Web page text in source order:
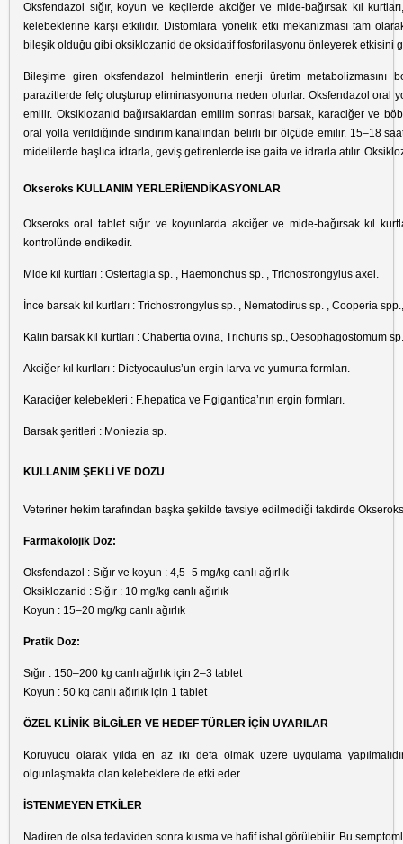
Oksfendazol sığır, koyun ve keçilerde akciğer ve mide-bağırsak kıl
kelebeklerine karşı etkilidir. Distomlara yönelik etki mekanizması tam
bileşik olduğu gibi oksiklozanid de oksidatif fosforilasyonu önleyerek etkisini
Bileşime giren oksfendazol helmintlerin enerji üretim
parazitlerde felç oluşturup eliminasyonuna neden olurlar. Oksfendazol oral
emilir. Oksiklozanid bağırsaklardan emilim sonrası barsak, karaciğer ve
oral yolla verildiğinde sindirim kanalından belirli bir ölçüde emilir. 15–18
midelilerde başlıca idrarla, geviş getirenlerde ise gaita ve idrarla atılır.
Okseroks KULLANIM YERLERİ/ENDİKASYONLAR
Okseroks oral tablet sığır ve koyunlarda akciğer ve mide-bağırsak kıl
kontrolünde endikedir.
Mide kıl kurtları : Ostertagia sp. , Haemonchus sp. , Trichostrongylus axei.
İnce barsak kıl kurtları : Trichostrongylus sp. , Nematodirus sp. , Cooperia
Kalın barsak kıl kurtları : Chabertia ovina, Trichuris sp., Oesophagostomum sp.
Akciğer kıl kurtları : Dictyocaulus’un ergin larva ve yumurta formları.
Karaciğer kelebekleri : F.hepatica ve F.gigantica’nın ergin formları.
Barsak şeritleri : Moniezia sp.
KULLANIM ŞEKLİ VE DOZU
Veteriner hekim tarafından başka şekilde tavsiye edilmediği takdirde
Farmakolojik Doz:
Oksfendazol : Sığır ve koyun : 4,5–5 mg/kg canlı ağırlık
Oksiklozanid : Sığır : 10 mg/kg canlı ağırlık
Koyun : 15–20 mg/kg canlı ağırlık
Pratik Doz:
Sığır : 150–200 kg canlı ağırlık için 2–3 tablet
Koyun : 50 kg canlı ağırlık için 1 tablet
ÖZEL KLİNİK BİLGİLER VE HEDEF TÜRLER İÇİN UYARILAR
Koruyucu olarak yılda en az iki defa olmak üzere uygulama
olgunlaşmakta olan kelebeklere de etki eder.
İSTENMEYEN ETKİLER
Nadiren de olsa tedaviden sonra kusma ve hafif ishal görülebilir. Bu